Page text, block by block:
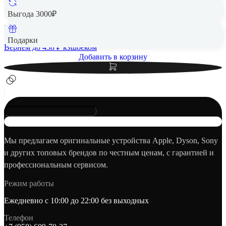
Выгода 3000₽
Подарки
22 890 ₽
Вернем до 458 ₽ кэшбеком
Добавить в корзину
Мы предлагаем оригинальные устройства Apple, Dyson, Sony
и других топовых брендов по честным ценам, с гарантией и
профессиональным сервисом.
Режим работы
Ежедневно с 10:00 до 22:00 без выходных
Телефон